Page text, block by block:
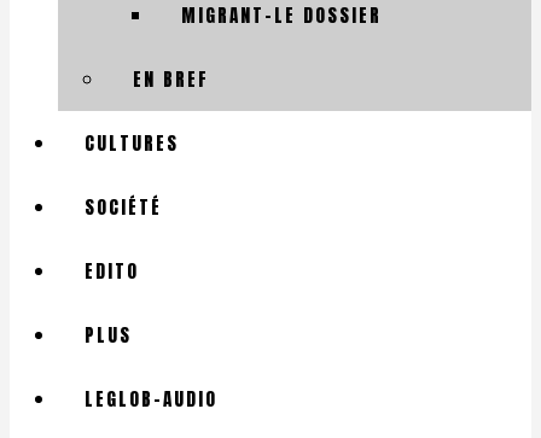
MIGRANT-LE DOSSIER
EN BREF
CULTURES
SOCIÉTÉ
EDITO
PLUS
LEGLOB-AUDIO